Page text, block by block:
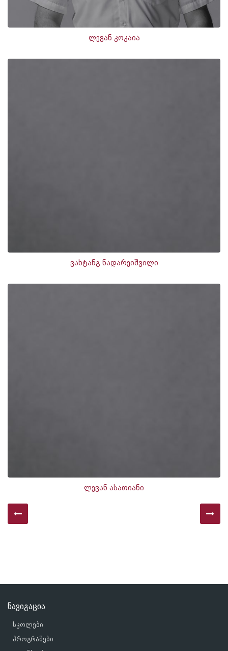
ლევან კოკაია
ვახტანგ ნადარეიშვილი
ლევან ასათიანი
ნავიგაცია
სკოლები
პროგრამები